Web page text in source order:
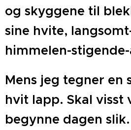
og skyggene til
sine hvite,
himmelen-
Mens jeg tegner en
hvit lapp. Skal visst
begynne dagen